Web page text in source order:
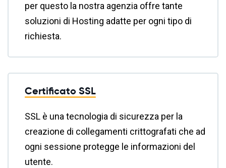
per questo la nostra agenzia offre tante
soluzioni di Hosting adatte per ogni tipo di
richiesta.
Certificato SSL
SSL è una tecnologia di sicurezza per la
creazione di collegamenti crittografati che ad
ogni sessione protegge le informazioni del
utente.